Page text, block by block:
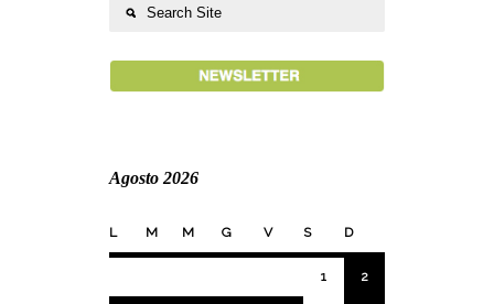
Agosto 2026
L M M G V S D
1 2